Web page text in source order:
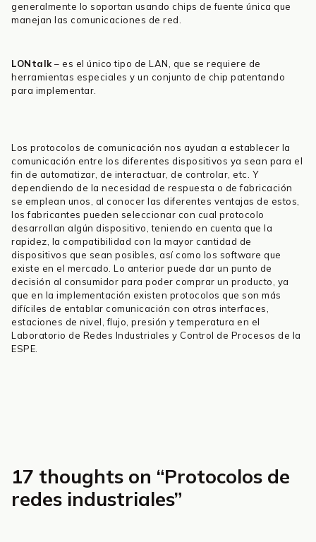
generalmente lo soportan usando chips de fuente única que
manejan las comunicaciones de red.
LONtalk– es el único tipo de LAN, que se requiere de
herramientas especiales y un conjunto de chip patentando
para implementar.
Los protocolos de comunicación nos ayudan a establecer la
comunicación entre los diferentes dispositivos ya sean para el
fin de automatizar, de interactuar, de controlar, etc. Y
dependiendo de la necesidad de respuesta o de fabricación
se emplean unos, al conocer las diferentes ventajas de estos,
los fabricantes pueden seleccionar con cual protocolo
desarrollan algún dispositivo, teniendo en cuenta que la
rapidez, la compatibilidad con la mayor cantidad de
dispositivos que sean posibles, así como los software que
existe en el mercado. Lo anterior puede dar un punto de
decisión al consumidor para poder comprar un producto, ya
que en la implementación existen protocolos que son más
difíciles de entablar comunicación con otras interfaces,
estaciones de nivel, flujo, presión y temperatura en el
Laboratorio de Redes Industriales y Control de Procesos de la
ESPE.
17 thoughts on “Protocolos de
redes industriales”